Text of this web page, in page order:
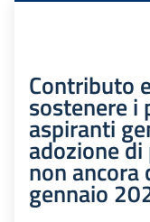
Contributo
sostenere i
aspiranti
adozione
non ancora
gennaio